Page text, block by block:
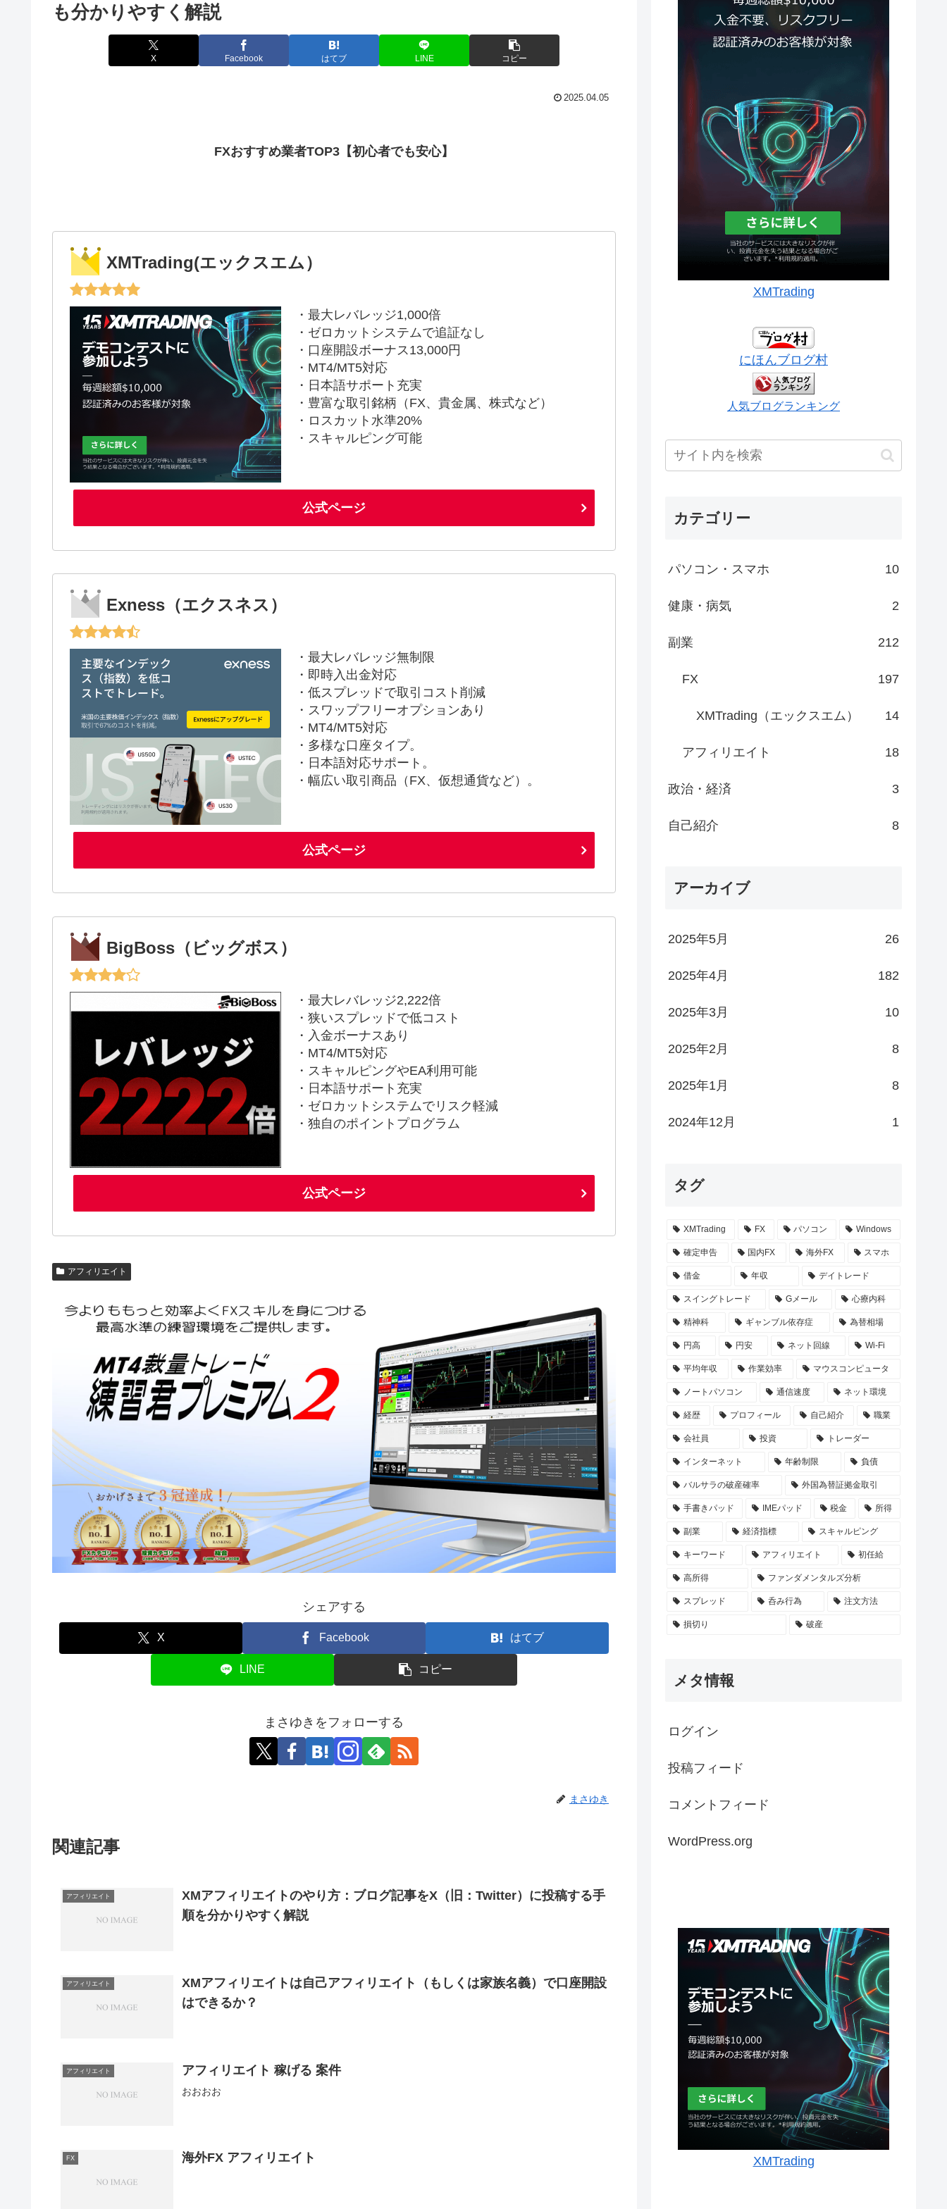
も分かりやすく解説
X Facebook はてブ LINE コピー
2025.04.05
FXおすすめ業者TOP3【初心者でも安心】
XMTrading(エックスエム）
・最大レバレッジ1,000倍
・ゼロカットシステムで追証なし
・口座開設ボーナス13,000円
・MT4/MT5対応
・日本語サポート充実
・豊富な取引銘柄（FX、貴金属、株式など）
・ロスカット水準20%
・スキャルピング可能
公式ページ
Exness（エクスネス）
・最大レバレッジ無制限
・即時入出金対応
・低スプレッドで取引コスト削減
・スワップフリーオプションあり
・MT4/MT5対応
・多様な口座タイプ。
・日本語対応サポート。
・幅広い取引商品（FX、仮想通貨など）。
公式ページ
BigBoss（ビッグボス）
・最大レバレッジ2,222倍
・狭いスプレッドで低コスト
・入金ボーナスあり
・MT4/MT5対応
・スキャルピングやEA利用可能
・日本語サポート充実
・ゼロカットシステムでリスク軽減
・独自のポイントプログラム
公式ページ
アフィリエイト
シェアする
X Facebook はてブ
LINE コピー
まさゆきをフォローする
まさゆき
関連記事
アフィリエイト
XMアフィリエイトのやり方：ブログ記事をX（旧：Twitter）に投稿する手
順を分かりやすく解説
アフィリエイト
XMアフィリエイトは自己アフィリエイト（もしくは家族名義）で口座開設
はできるか？
アフィリエイト アフィリエイト 稼げる 案件
おおおお
FX 海外FX アフィリエイト
XMTrading
にほんブログ村
人気ブログランキング
カテゴリー
パソコン・スマホ 10
健康・病気 2
副業 212
FX 197
XMTrading（エックスエム） 14
アフィリエイト 18
政治・経済 3
自己紹介 8
アーカイブ
2025年5月 26
2025年4月 182
2025年3月 10
2025年2月 8
2025年1月 8
2024年12月 1
タグ
XMTrading FX パソコン Windows
確定申告 国内FX 海外FX スマホ
借金 年収 デイトレード
スイングトレード Gメール 心療内科
精神科 ギャンブル依存症 為替相場
円高 円安 ネット回線 Wi-Fi
平均年収 作業効率 マウスコンピュータ
ノートパソコン 通信速度 ネット環境
経歴 プロフィール 自己紹介 職業
会社員 投資 トレーダー
インターネット 年齢制限 負債
バルサラの破産確率 外国為替証拠金取引
手書きパッド IMEパッド 税金 所得
副業 経済指標 スキャルピング
キーワード アフィリエイト 初任給
高所得 ファンダメンタルズ分析
スプレッド 呑み行為 注文方法
損切り 破産
メタ情報
ログイン
投稿フィード
コメントフィード
WordPress.org
XMTrading